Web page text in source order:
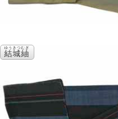
結城紬
ゆうきつむぎ